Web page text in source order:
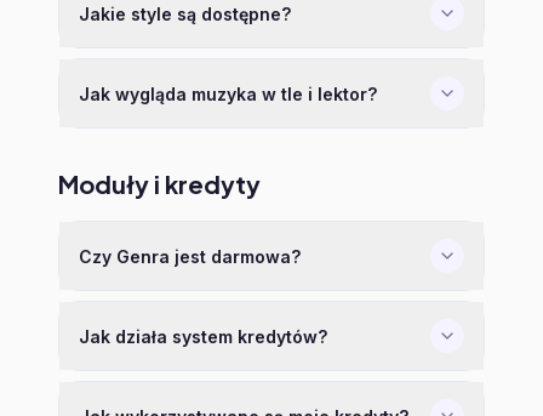
Jakie style są dostępne?
Jak wygląda muzyka w tle i lektor?
Moduły i kredyty
Czy Genra jest darmowa?
Jak działa system kredytów?